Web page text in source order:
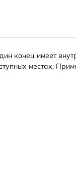
конец имеет
местах.